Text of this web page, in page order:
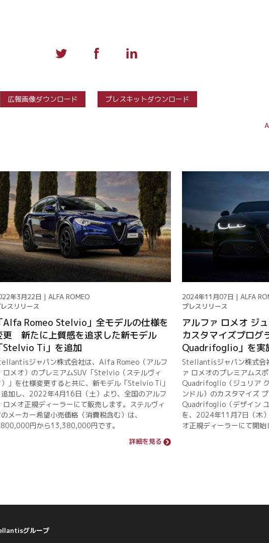
広報画像ダウンロード プレスキットダウンロード
年3月22日 | ALFA ROMEO
スリリース
Alfa Romeo Stelvio」全モデルの仕様を
更 新たに上質感を追求した新モデル
Stelvio Ti」を追加
ジャパン株式会社は、Alfa Romeo（アルフ
ロメオ）のプレミアムSUV「Stelvio（ステルヴィ
」を仕様変更すると共に、新モデル「Stelvio Ti」
追加し、2022年4月16日（土）より、全国のアルフ
ロメオ正規ディーラーにて販売します。ステルヴィ
メーカー希望小売価格（消費税含む）は、
円から13,380,000円です。
詳細を見る
2024年11月07日 | ALFA
プレスリリース
アルファ ロメオ ジ
カスタマイズプログ
Quadrifoglio」を実
Stellantisジャパン株式会
ァ ロメオのプレミアムス
Quadrifoglio（ジュリア
ンドル）のカスタマイズ
Quadrifoglio（デザイン ユ
を、2024年11月7日（木
オ正規ディーラーにて開始
グループ